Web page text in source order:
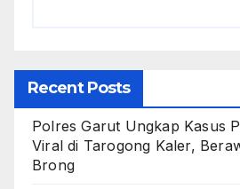
Recent Posts
Polres Garut Ungkap Kasus
Viral di Tarogong Kaler,
Brong